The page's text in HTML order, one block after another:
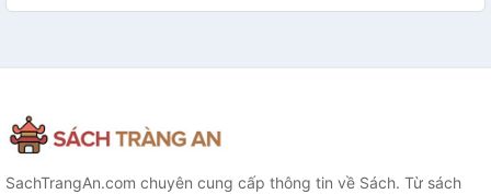
SachTrangAn.com chuyên cung cấp thông tin về Sách. Từ sách